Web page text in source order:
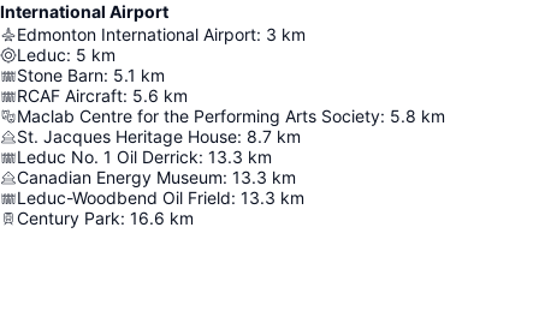
International Airport
Edmonton International Airport: 3 km
Leduc: 5 km
Stone Barn: 5.1 km
RCAF Aircraft: 5.6 km
Maclab Centre for the Performing Arts Society: 5.8 km
St. Jacques Heritage House: 8.7 km
Leduc No. 1 Oil Derrick: 13.3 km
Canadian Energy Museum: 13.3 km
Leduc-Woodbend Oil Frield: 13.3 km
Century Park: 16.6 km